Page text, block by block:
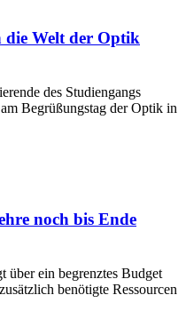
die Welt der Optik
des Studiengangs
Begrüßungstag der Optik in
noch bis Ende
ein begrenztes Budget
benötigte Ressourcen